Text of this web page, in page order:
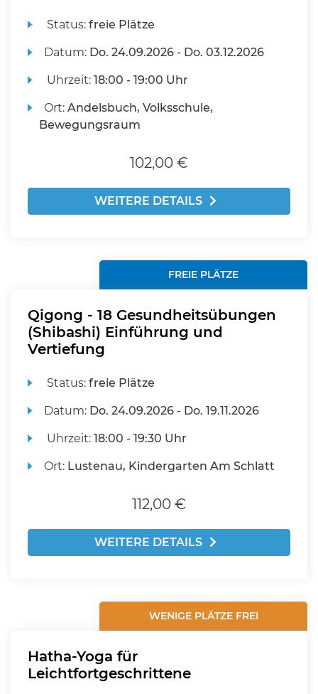
Status:freie Plätze
Datum: Do. 24.09.2026 - Do. 03.12.2026
Uhrzeit:18:00 - 19:00 Uhr
Ort:Andelsbuch, Volksschule,
Bewegungsraum
102,00 €
WEITERE DETAILS
FREIE PLÄTZE
Qigong - 18 Gesundheitsübungen
(Shibashi) Einführung und
Vertiefung
Status:freie Plätze
Datum: Do. 24.09.2026 - Do. 19.11.2026
Uhrzeit:18:00 - 19:30 Uhr
Ort: Lustenau, Kindergarten Am Schlatt
112,00 €
WEITERE DETAILS
WENIGE PLÄTZE FREI
Hatha-Yoga für
Leichtfortgeschrittene